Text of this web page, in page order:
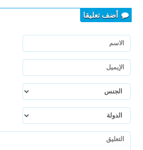
أضف تعليقا